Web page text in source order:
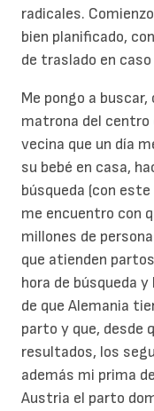
radicales.
bien planificado,
de traslado en
Me pongo a
matrona del centro
vecina que un día
su bebé en casa,
búsqueda (con
me encuentro con
millones de
que atienden
hora de búsqueda
de que Alemania
parto y que, desde
resultados, los
además mi prima
Austria el parto